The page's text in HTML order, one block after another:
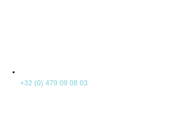
+32 (0) 479 09 08 03